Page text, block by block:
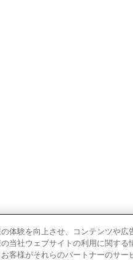
体験を向上させ、コンテンツや
当社ウェブサイトの利用に関す
客様がそれらのパートナーのサ